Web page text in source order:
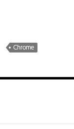
Chrome
ナ